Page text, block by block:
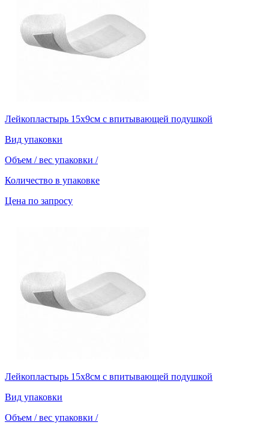
Лейкопластырь 15х9см с впитывающей подушкой
Вид упаковки
Объем / вес упаковки /
Количество в упаковке
Цена по запросу
Лейкопластырь 15х8см с впитывающей подушкой
Вид упаковки
Объем / вес упаковки /